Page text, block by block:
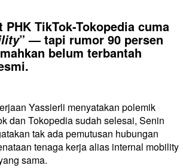
PHK TikTok-Tokopedia cuma
” — tapi rumor 90 persen
belum terbantah
Yassierli menyatakan polemik
dan Tokopedia sudah selesai, Senin
tak ada pemutusan hubungan
tenaga kerja alias internal mobility
sama.